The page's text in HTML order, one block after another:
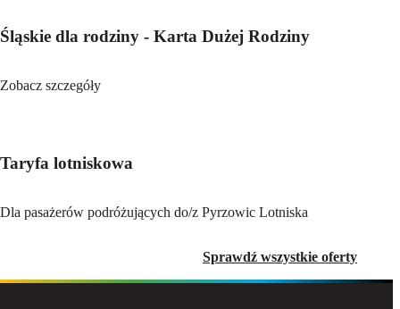
Śląskie dla rodziny - Karta Dużej Rodziny
Zobacz szczegóły
Taryfa lotniskowa
Dla pasażerów podróżujących do/z Pyrzowic Lotniska
Sprawdź wszystkie oferty